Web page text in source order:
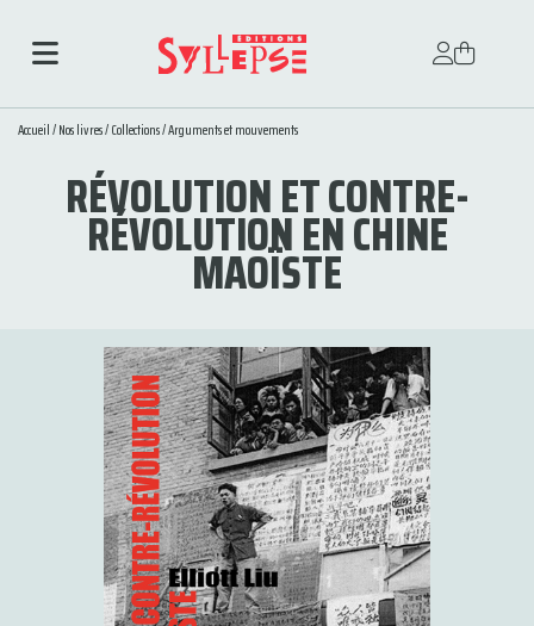
Accueil/Nos livres/Collections/Arguments et mouvements
RÉVOLUTION ET CONTRE-
RÉVOLUTION EN CHINE
MAOÏSTE